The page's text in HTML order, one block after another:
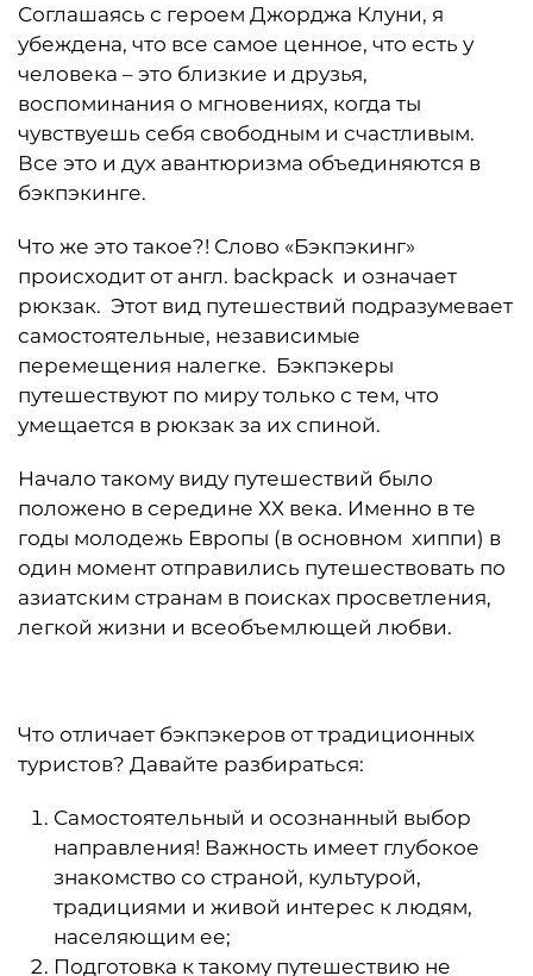
Соглашаясь с героем Джорджа Клуни, я
убеждена, что все самое ценное, что есть у
человека – это близкие и друзья,
воспоминания о мгновениях, когда ты
чувствуешь себя свободным и счастливым.
Все это и дух авантюризма объединяются в
бэкпэкинге.
Что же это такое?! Слово «Бэкпэкинг»
происходит от англ. backpack и означает
рюкзак. Этот вид путешествий подразумевает
самостоятельные, независимые
перемещения налегке. Бэкпэкеры
путешествуют по миру только с тем, что
умещается в рюкзак за их спиной.
Начало такому виду путешествий было
положено в середине ХХ века. Именно в те
годы молодежь Европы (в основном хиппи) в
один момент отправились путешествовать по
азиатским странам в поисках просветления,
легкой жизни и всеобъемлющей любви.
Что отличает бэкпэкеров от традиционных
туристов? Давайте разбираться:
Самостоятельный и осознанный выбор
направления! Важность имеет глубокое
знакомство со страной, культурой,
традициями и живой интерес к людям,
населяющим ее;
Подготовка к такому путешествию не